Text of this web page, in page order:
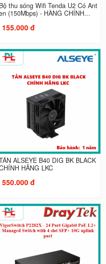
Bộ thu sóng Wifi Tenda U2 Có Ant
(150Mbps) - HÀNG CHÍNH...
155.000 đ
ALSEYE B40 DIG BK BLACK
HÃNG LKC
550.000 đ